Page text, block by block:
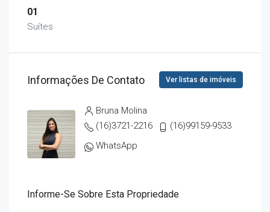
01
Suítes
Informações De Contato Ver listas de imóveis
Bruna Molina
(16)3721-2216
(16)99159-9533
WhatsApp
Informe-Se Sobre Esta Propriedade